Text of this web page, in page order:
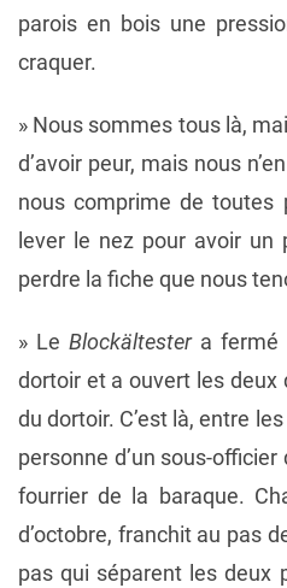
parois en bois une
craquer.
» Nous sommes tous là,
d’avoir peur, mais nous
nous comprime de toutes
lever le nez pour avoir un
perdre la fiche que nous
» Le Blockältestera fermé
dortoir et a ouvert les deux
du dortoir. C’est là, entre
personne d’un sous-
fourrier de la baraque.
d’octobre, franchit au pas
pas qui séparent les deux